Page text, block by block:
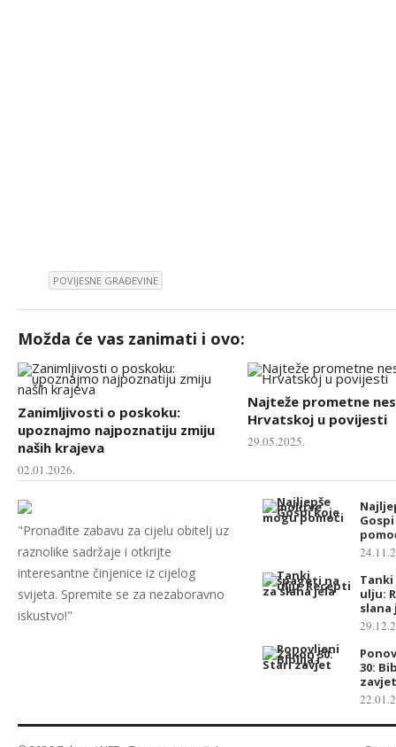
POVIJESNE GRAĐEVINE
Možda će vas zanimati i ovo:
Zanimljivosti o poskoku:
upoznajmo najpoznatiju zmiju
naših krajeva
02.01.2026.
Najteže prometne
Hrvatskoj u povijesti
29.05.2025.
"Pronađite zabavu za cijelu obitelj uz
raznolike sadržaje i otkrijte
interesantne činjenice iz cijelog
svijeta. Spremite se za nezaboravno
iskustvo!"
ulju:
slana
30:
zavjet